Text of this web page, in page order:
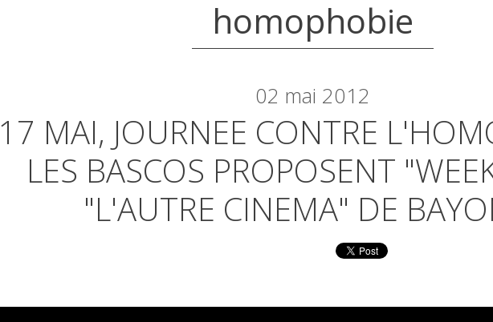
homophobie
02 mai 2012
17 MAI, JOURNEE CONTRE
LES BASCOS PROPOSENT
"L'AUTRE CINEMA" DE